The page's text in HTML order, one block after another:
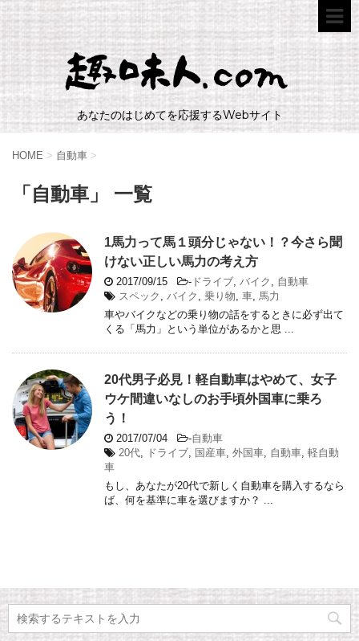
あなたのはじめてを応援するWebサイト
HOME > 自動車 >
「自動車」 一覧
1馬力って馬１頭分じゃない！？今さら聞
けない正しい馬力の考え方
2017/09/15 - ドライブ, バイク , 自動車
スペック , バイク , 乗り物, 車, 馬力
車やバイクなどの乗り物の話をするときに必ず出て
くる「馬力」という単位があるかと思 ...
20代男子必見！軽自動車はやめて、女子
ウケ間違いなしのお手頃外国車に乗ろ
う！
2017/07/04 -自動車
20代, ドライブ, 国産車, 外国車, 自動車, 軽自動
車
もし、あなたが20代で新しく自動車を購入するなら
ば、何を基準に車を選びますか？ ...